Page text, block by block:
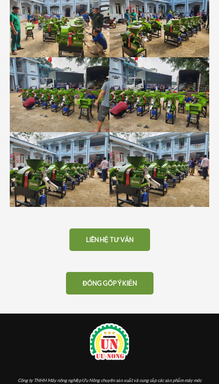
LIÊN HỆ TƯ VẤN
ĐÓNG GÓP Ý KIẾN
Công ty TNHH Máy nông nghiệp Ưu Nông chuyên sản xuất và cung cấp các sản phẩm máy móc